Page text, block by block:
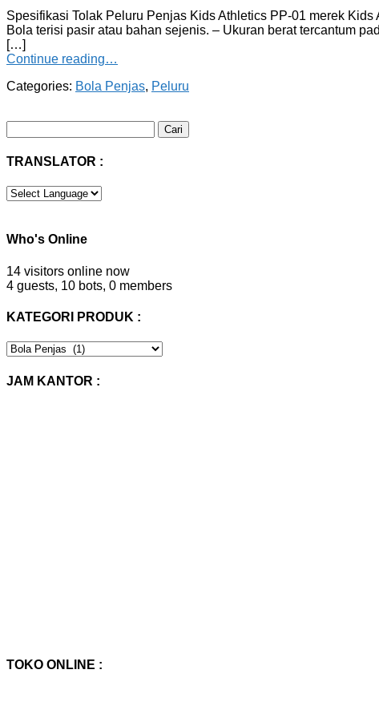
Spesifikasi Tolak Peluru Penjas Kids Athletics PP-01 merek
Bola terisi pasir atau bahan sejenis. – Ukuran berat tercantum
[…]
Continue reading…
Categories: Bola Penjas, Peluru
untuk:
TRANSLATOR :
Who's Online
14 visitors online now
4 guests, 10 bots, 0 members
KATEGORI PRODUK :
KATEGORI
JAM KANTOR :
TOKO ONLINE :